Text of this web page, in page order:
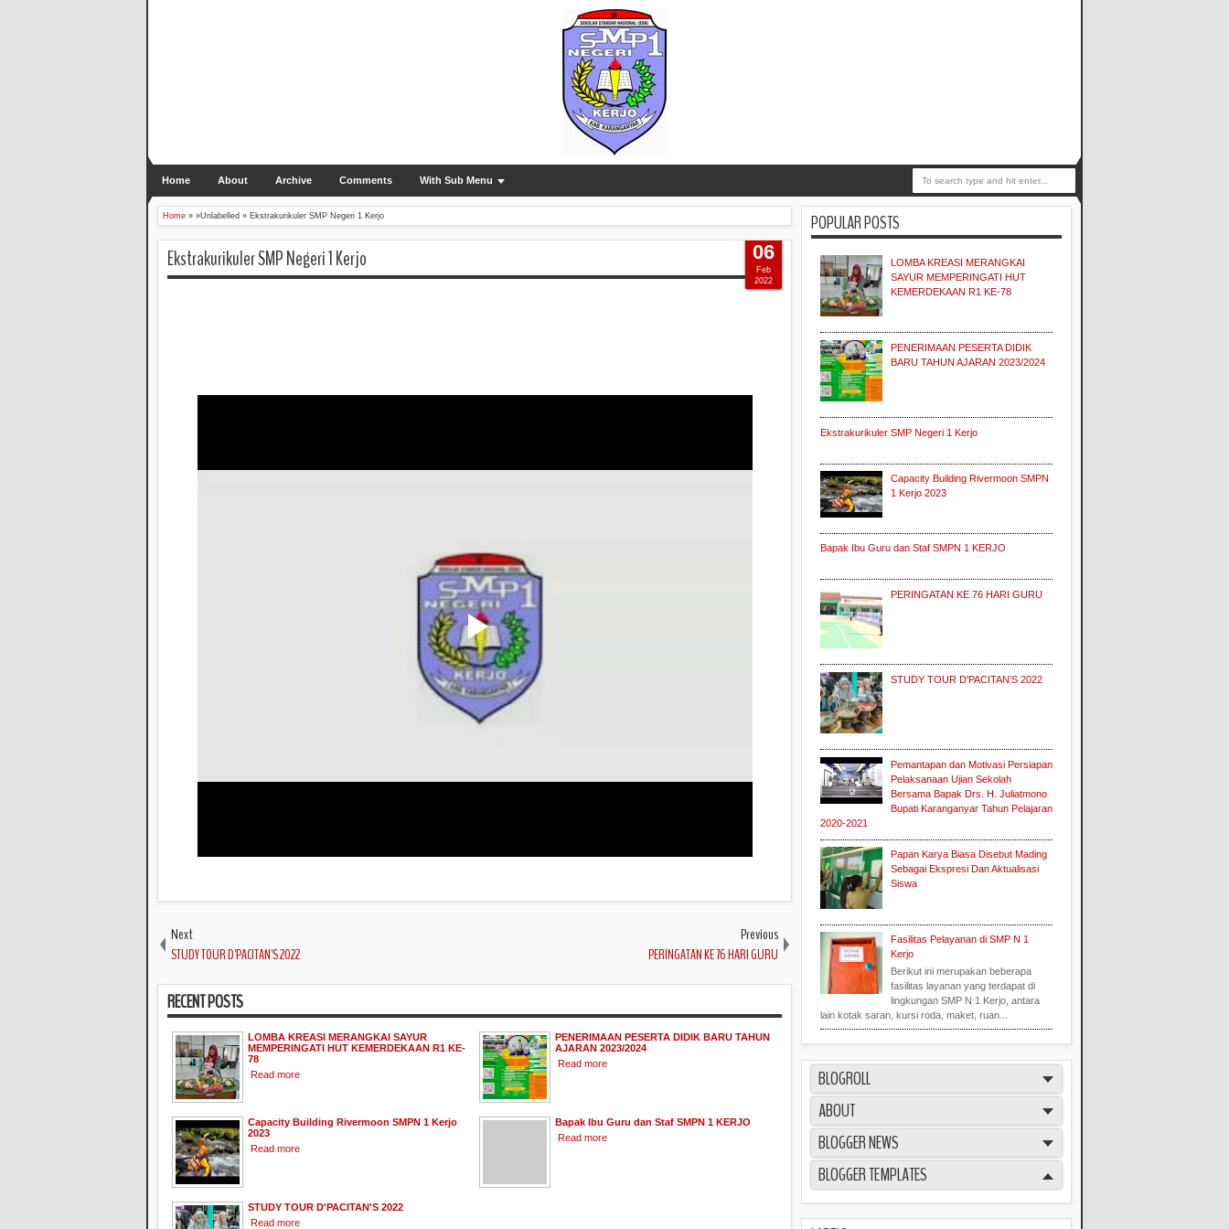
Home About Archive Comments With Sub Menu
Home » »Unlabelled » Ekstrakurikuler SMP Negeri 1 Kerjo
Ekstrakurikuler SMP Negeri 1 Kerjo 06
Feb
2022
Next
STUDY TOUR D'PACITAN'S 2022
Previous
PERINGATAN KE 76 HARI GURU
RECENT POSTS
LOMBA KREASI MERANGKAI SAYUR
MEMPERINGATI HUT KEMERDEKAAN R1 KE-
78
Read more
PENERIMAAN PESERTA DIDIK BARU TAHUN
AJARAN 2023/2024
Read more
Capacity Building Rivermoon SMPN 1 Kerjo
2023
Read more
Bapak Ibu Guru dan Staf SMPN 1 KERJO
Read more
STUDY TOUR D'PACITAN'S 2022
Read more
POPULAR POSTS
LOMBA KREASI MERANGKAI
SAYUR MEMPERINGATI HUT
KEMERDEKAAN R1 KE-78
PENERIMAAN PESERTA DIDIK
BARU TAHUN AJARAN 2023/2024
Ekstrakurikuler SMP Negeri 1 Kerjo
Capacity Building Rivermoon SMPN
1 Kerjo 2023
Bapak Ibu Guru dan Staf SMPN 1 KERJO
PERINGATAN KE 76 HARI GURU
STUDY TOUR D'PACITAN'S 2022
Pemantapan dan Motivasi Persiapan
Pelaksanaan Ujian Sekolah
Bersama Bapak Drs. H. Juliatmono
Bupati Karanganyar Tahun Pelajaran
2020-2021
Papan Karya Biasa Disebut Mading
Sebagai Ekspresi Dan Aktualisasi
Siswa
Fasilitas Pelayanan di SMP N 1
Kerjo
Berikut ini merupakan beberapa
fasilitas layanan yang terdapat di
lingkungan SMP N 1 Kerjo, antara
lain kotak saran, kursi roda, maket, ruan...
BLOGROLL
ABOUT
BLOGGER NEWS
BLOGGER TEMPLATES